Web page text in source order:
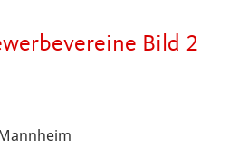
Bild 2